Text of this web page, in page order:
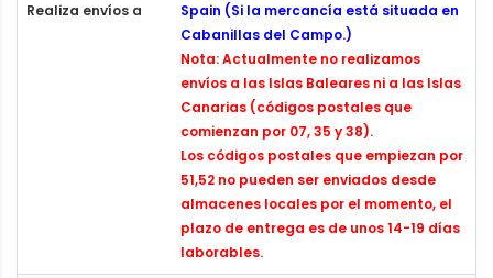
Spain (Si la mercancía está situada en
Cabanillas del Campo.)
Nota: Actualmente no realizamos
envíos a las Islas Baleares ni a las Islas
Canarias (códigos postales que
comienzan por 07, 35 y 38).
Los códigos postales que empiezan por
51,52 no pueden ser enviados desde
almacenes locales por el momento, el
plazo de entrega es de unos 14-19 días
laborables.